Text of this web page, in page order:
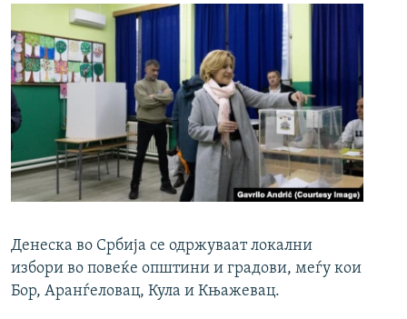
Денеска во Србија се одржуваат локални
избори во повеќе општини и градови, меѓу кои
Бор, Аранѓеловац, Кула и Књажевац.